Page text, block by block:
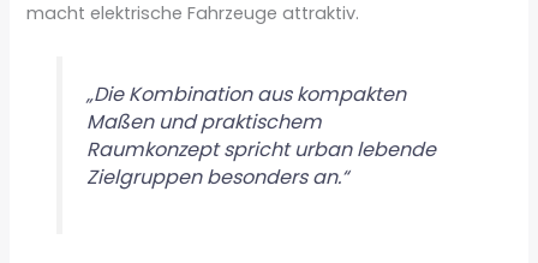
macht elektrische Fahrzeuge attraktiv.
„Die Kombination aus kompakten
Maßen und praktischem
Raumkonzept spricht urban lebende
Zielgruppen besonders an.“